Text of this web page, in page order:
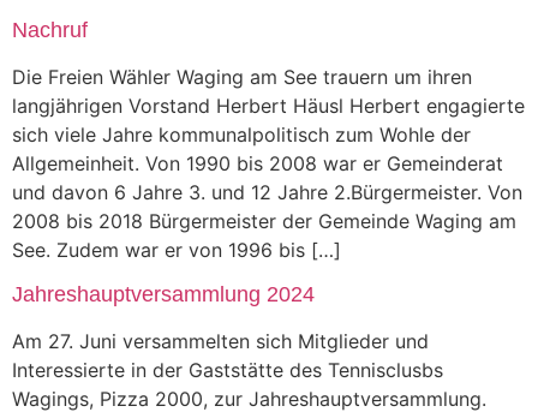
Nachruf
Die Freien Wähler Waging am See trauern um ihren
langjährigen Vorstand Herbert Häusl Herbert engagierte
sich viele Jahre kommunalpolitisch zum Wohle der
Allgemeinheit. Von 1990 bis 2008 war er Gemeinderat
und davon 6 Jahre 3. und 12 Jahre 2.Bürgermeister. Von
2008 bis 2018 Bürgermeister der Gemeinde Waging am
See. Zudem war er von 1996 bis […]
Jahreshauptversammlung 2024
Am 27. Juni versammelten sich Mitglieder und
Interessierte in der Gaststätte des Tennisclusbs
Wagings, Pizza 2000, zur Jahreshauptversammlung.